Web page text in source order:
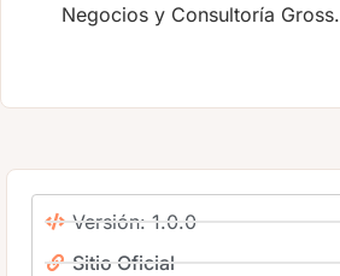
Negocios y Consultoría Gross.
Versión: 1.0.0
Sitio Oficial